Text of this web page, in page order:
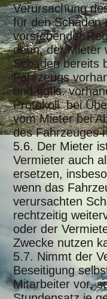
Verursachung
für den Schaden
vorstehender
denn, der Mieter
Schaden bereits
Fahrzeugs
und ggfls.
Protokoll bei
vom Mieter bei
des Fahrzeuges
5.6. Der Mieter
Vermieter auch
ersetzen,
wenn das
verursachten
rechtzeitig
oder der
Zwecke nutzen
5.7. Nimmt der
Beseitigung
Mitarbeiter vor,